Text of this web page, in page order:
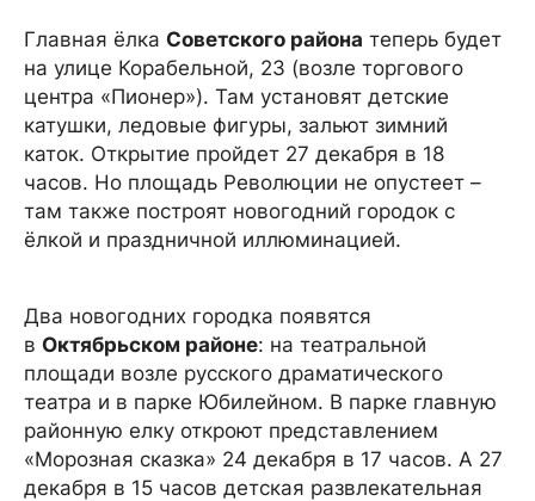
Главная ёлка Советского района теперь будет
на улице Корабельной, 23 (возле торгового
центра «Пионер»). Там установят детские
катушки, ледовые фигуры, зальют зимний
каток. Открытие пройдет 27 декабря в 18
часов. Но площадь Революции не опустеет –
там также построят новогодний городок с
ёлкой и праздничной иллюминацией.
Два новогодних городка появятся
в Октябрьском районе: на театральной
площади возле русского драматического
театра и в парке Юбилейном. В парке главную
районную елку откроют представлением
«Морозная сказка» 24 декабря в 17 часов. А 27
декабря в 15 часов детская развлекательная